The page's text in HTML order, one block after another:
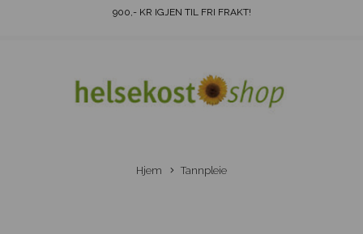
900,- KR IGJEN TIL FRI FRAKT!
Hjem Tannpleie